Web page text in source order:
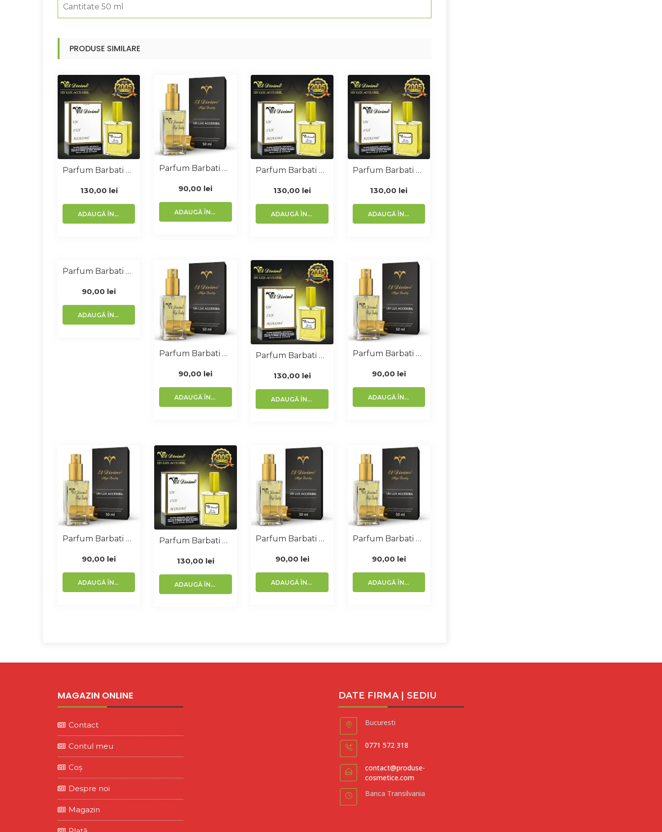
Cantitate 50 ml
PRODUSE SIMILARE
Parfum Barbati Similar Opium 100 Ml
130,00 lei
ADAUGĂ ÎN COȘ
Parfum Barbati Similar Cool Water 50 Ml
90,00 lei
ADAUGĂ ÎN COȘ
Parfum Barbati Similar Invictus 100 Ml
130,00 lei
ADAUGĂ ÎN COȘ
Parfum Barbati Similar Ultraviolet 100 Ml
130,00 lei
ADAUGĂ ÎN COȘ
Parfum Barbati Similar Opium 50 Ml
90,00 lei
ADAUGĂ ÎN COȘ
Parfum Barbati Similar Angel 50 Ml
90,00 lei
ADAUGĂ ÎN COȘ
Parfum Barbati Similar Kenzo 100 Ml
130,00 lei
ADAUGĂ ÎN COȘ
Parfum Barbati Similar Carolina Herrera 50 Ml
90,00 lei
ADAUGĂ ÎN COȘ
Parfum Barbati Similar Jean Paul 50 Ml
90,00 lei
ADAUGĂ ÎN COȘ
Parfum Barbati Similar L EauDisey 100 Ml
130,00 lei
ADAUGĂ ÎN COȘ
Parfum Barbati Similar Euphoria 50 Ml
90,00 lei
ADAUGĂ ÎN COȘ
Parfum Barbati Similar Bvl 50 Ml
90,00 lei
ADAUGĂ ÎN COȘ
MAGAZIN ONLINE
Contact
Contul meu
Coș
Despre noi
Magazin
DATE FIRMA | SEDIU
Bucuresti
0771 572 318
contact@produse-
cosmetice.com
Banca Transilvania